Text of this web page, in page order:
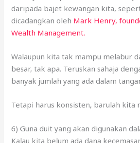
Walaupun kita tak mampu melabur
besar, tak apa. Teruskan sahaja
banyak jumlah yang ada dalam tangan.
Tetapi harus konsisten, barulah kita
6) Guna duit yang akan digunakan
emas. Tangguhkan dulu hasrat
di sekeliling kita pakat borong.
dirisaukan adalah bila kita terpaksa